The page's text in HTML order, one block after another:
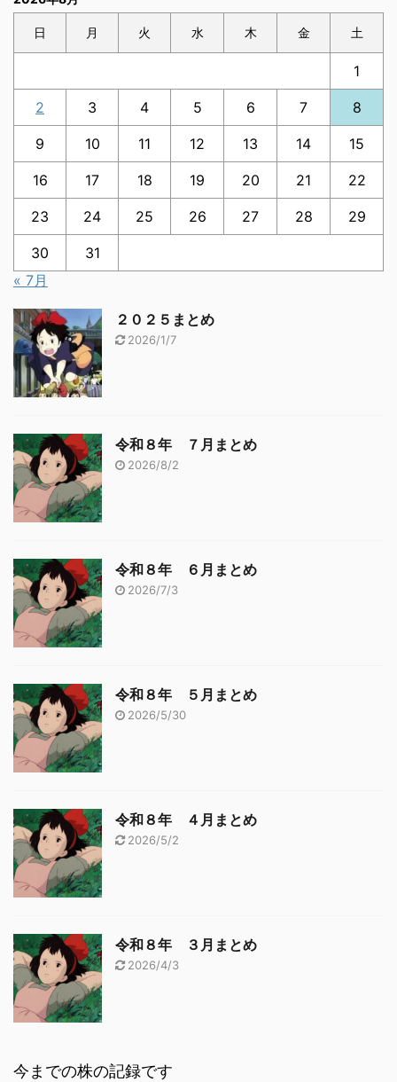
日 月 火 水 木 金 土
1
2 3 4 5 6 7 8
9 10 11 12 13 14 15
16 17 18 19 20 21 22
23 24 25 26 27 28 29
30
31
« 7月
２０２５まとめ
2026/1/7
令和８年 ７月まとめ
2026/8/2
令和８年 ６月まとめ
2026/7/3
令和８年 ５月まとめ
2026/5/30
令和８年 ４月まとめ
2026/5/2
令和８年 ３月まとめ
2026/4/3
今までの株の記録です